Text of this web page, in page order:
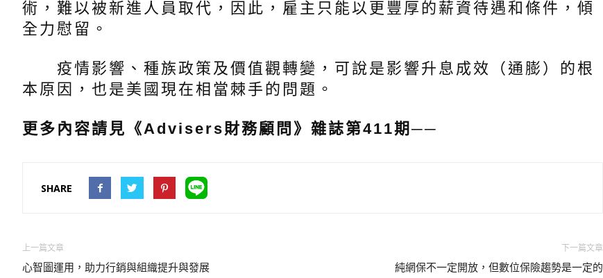
術，難以被新進人員取代，因此，雇主只能以更豐厚的薪資待遇和條件，傾
全力慰留。
疫情影響、種族政策及價值觀轉變，可說是影響升息成效（通膨）的根
本原因，也是美國現在相當棘手的問題。
更多內容請見《Advisers財務顧問》雜誌第411期──
SHARE
上一篇文章
心智圖運用，助力行銷與組織提升與發展
下一篇文章
純網保不一定開放，但數位保險趨勢是一定的